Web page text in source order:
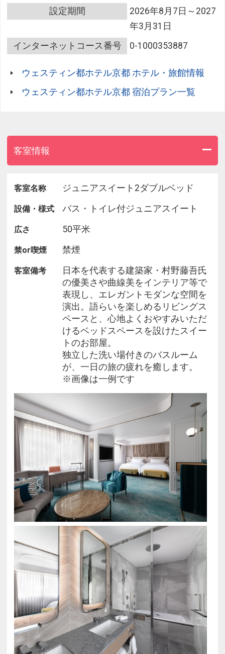
【ホテルのサステナブルな取組みのご紹介】
・ホテル敷地内の茶室「可楽庵」でのお茶席体験や
創業300年の松栄堂にて製造現場の見学、オリジナ
ルの匂い香づくりを体験など京都の文化、歴史に触
れていただくアクティビティ（有料）をご用意して
・ポルシェデスティネーションチャージングステー
ション（電気自動車用普通充電ステーション）の設
球温暖化防止と環境保全の意思を示す、世界最大級
のソーシャルグッドプロジェクトである「EARTH
HOUR」に参画しています。
リサイクルを実施しています。
している、連泊時に清掃不要の選択肢を案内してい
ます。
・使い捨てのプラスチック製アメニティやプラスチ
ックストロー、カップ、カトラリーを廃止するなど
・地域の工芸品や海、陸の豊かさに触れるアクティ
ビティ・プログラムを行っています。
・地元のガイドや企業が主宰されている活動に参加
または協賛しています。地元の芸術家・アーティス
トを支援する活動を行っています。
・敷地内に庭園、屋上庭園などの緑地を設けていま
・宗教上の理由や食物アレルギーに対応できるよ
う、複数の食事メニューを提供しています。（手配
可否はホテルへお問い合わせください）
地球環境保全に配慮した客室清掃を行っています！
【エコ清掃の取組】
・連泊の場合、シーツや枕などのリネン交換は原則
せず、ご希望の場合のみ「交換」カードをベッドに
用意いただきます。タオル類の交換は行います。
設定期間
2026年8月7日～2027
年3月31日
インターネットコース番号
0-1000353887
ウェスティン都ホテル京都 ホテル・旅館情報
ウェスティン都ホテル京都 宿泊プラン一覧
客室情報
客室名称 ジュニアスイート2ダブルベッド
設備・様式 バス・トイレ付ジュニアスイート
広さ 50平米
禁or喫煙 禁煙
客室備考
日本を代表する建築家・村野藤吾氏
の優美さや曲線美をインテリア等で
表現し、エレガントモダンな空間を
演出。語らいを楽しめるリビングス
ペースと、心地よくおやすみいただ
けるベッドスペースを設けたスイー
トのお部屋。
独立した洗い場付きのバスルーム
が、一日の旅の疲れを癒します。
※画像は一例です